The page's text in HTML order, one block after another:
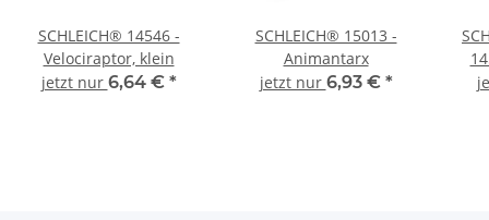
SCHLEICH® 14546 -
Velociraptor, klein
jetzt nur 6,64 € *
SCHLEICH® 15013 -
Animantarx
jetzt nur 6,93 € *